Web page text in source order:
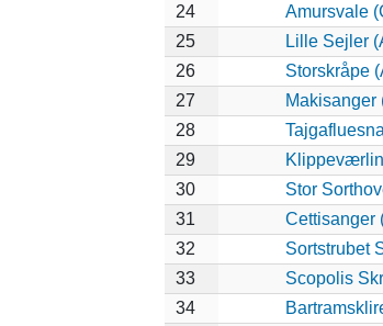
24
Amursvale
25
Lille Sejler
26
Storskråpe
27
Makisanger
28
29
30
Stor
31
Cettisanger
32
Sortstrubet
33
Scopolis
34